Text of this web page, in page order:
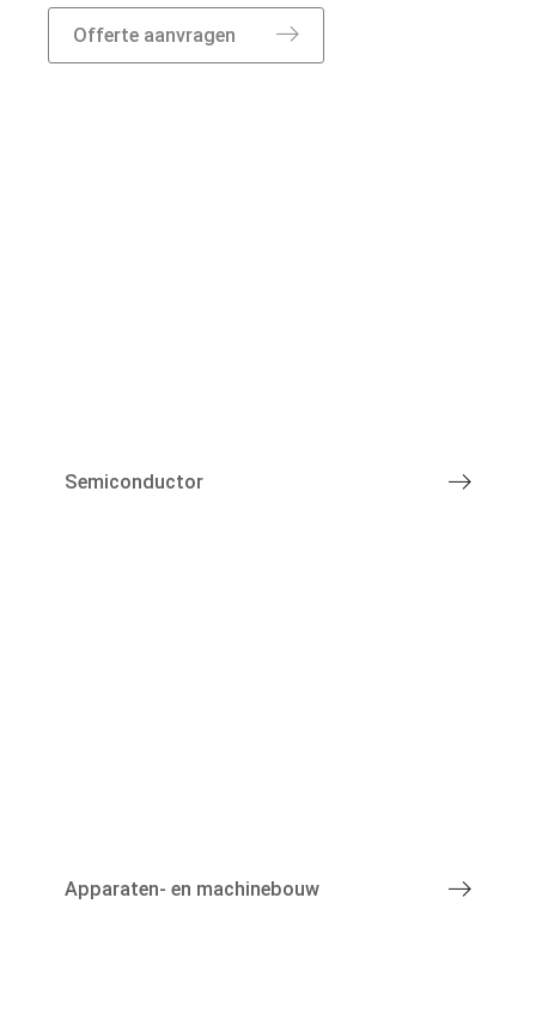
Offerte aanvragen
Semiconductor
Apparaten- en machinebouw